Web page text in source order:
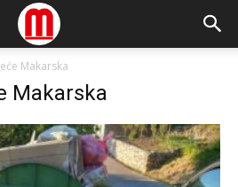
Makarska
Makarska